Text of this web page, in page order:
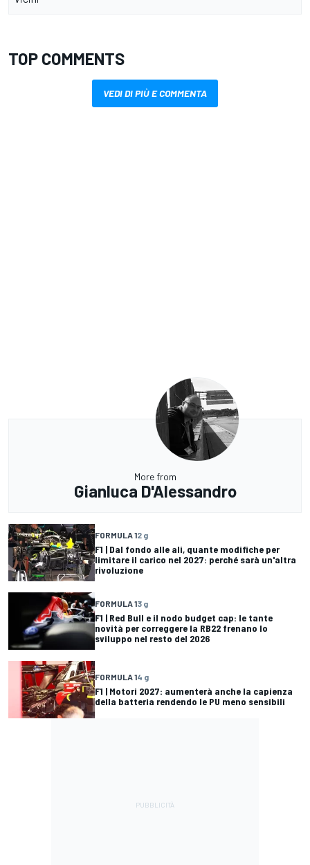
TOP COMMENTS
VEDI DI PIÙ E COMMENTA
More from
Gianluca D'Alessandro
FORMULA 12 g
F1 | Dal fondo alle ali, quante modifiche per
limitare il carico nel 2027: perché sarà un'altra
rivoluzione
FORMULA 13 g
F1 | Red Bull e il nodo budget cap: le tante
novità per correggere la RB22 frenano lo
sviluppo nel resto del 2026
FORMULA 14 g
F1 | Motori 2027: aumenterà anche la capienza
della batteria rendendo le PU meno sensibili